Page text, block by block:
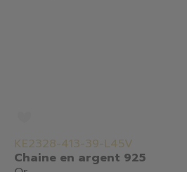
KE2328-413-39-L45V
Chaine en argent 925